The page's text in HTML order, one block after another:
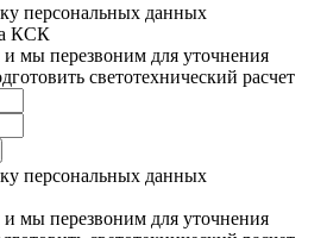
персональных данных
КСК
и мы перезвоним для уточнения
светотехнический расчет
персональных данных
и мы перезвоним для уточнения